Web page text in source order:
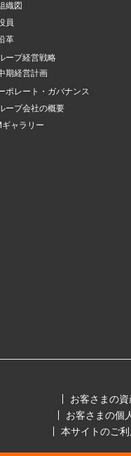
織図
員
革
ープ経営戦略
期経営計画
ポレート・ガバナンス
ープ会社の概要
ギャラリー
お客さまの
お客さまの個
本サイトのご